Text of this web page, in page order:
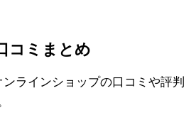
コミまとめ
ラインショップの口コミや評判